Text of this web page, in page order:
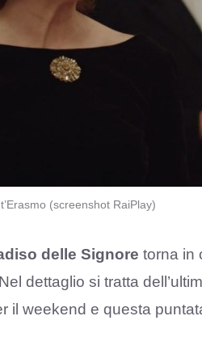
(screenshot RaiPlay)
delle Signore torna in
dettaglio si tratta
il weekend e questa